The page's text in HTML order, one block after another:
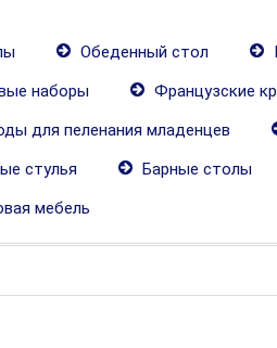
Обеденный стол
наборы
Французские
для пеленания младенцев
стулья
Барные столы
мебель